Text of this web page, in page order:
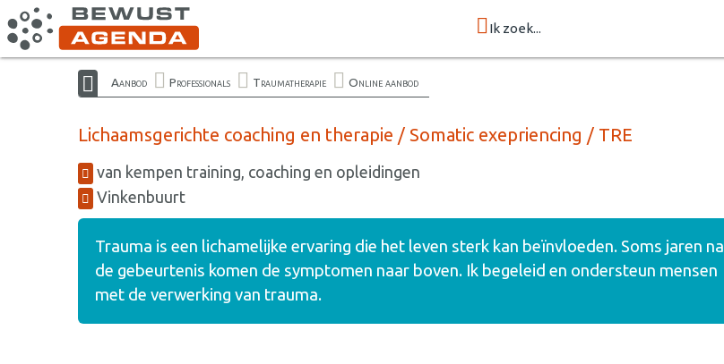
Ik zoek...
Aanbod Professionals Traumatherapie Online aanbod
Lichaamsgerichte coaching en therapie / Somatic exepriencing / TRE
van kempen training, coaching en opleidingen
Vinkenbuurt
Trauma is een lichamelijke ervaring die het leven sterk kan beïnvloeden. Soms jaren na
de gebeurtenis komen de symptomen naar boven. Ik begeleid en ondersteun mensen
met de verwerking van trauma.